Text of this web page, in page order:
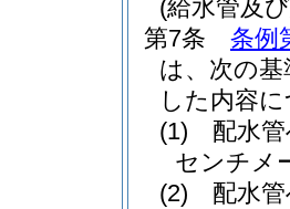
(給水管及
第7条
条例
は、次の
した内容
(1)
配水
センチメ
(2)
配水